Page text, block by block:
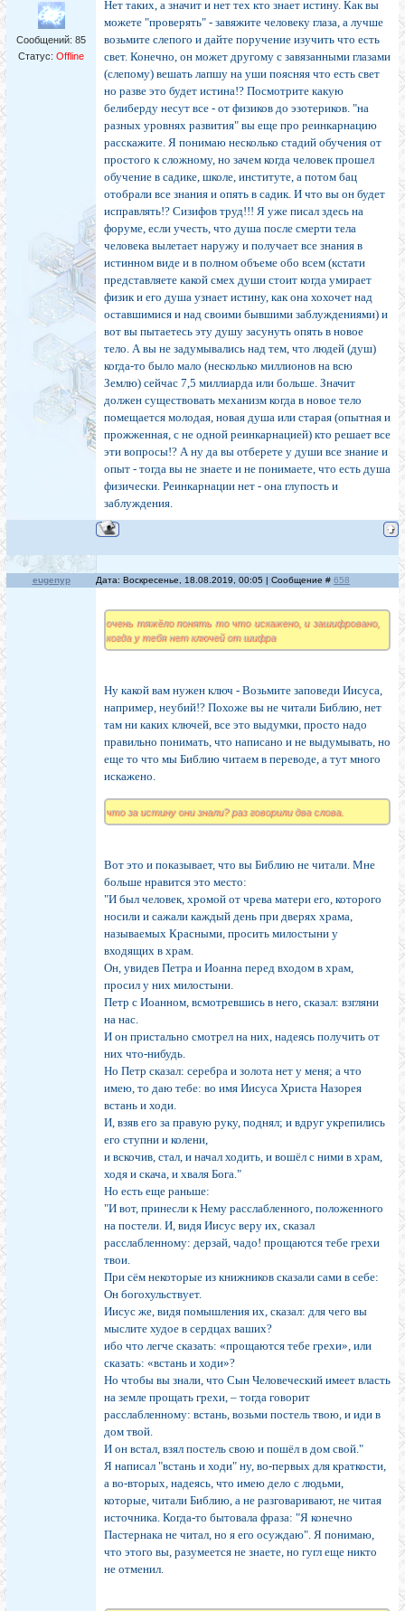
Сообщений: 85
Статус: Offline
Нет таких, а значит и нет тех кто знает истину. Как вы
можете "проверять" - завяжите человеку глаза, а лучше
возьмите слепого и дайте поручение изучить что есть
свет. Конечно, он может другому с завязанными глазами
(слепому) вешать лапшу на уши поясняя что есть свет
но разве это будет истина!? Посмотрите какую
белиберду несут все - от физиков до эзотериков. "на
разных уровнях развития" вы еще про реинкарнацию
расскажите. Я понимаю несколько стадий обучения от
простого к сложному, но зачем когда человек прошел
обучение в садике, школе, институте, а потом бац
отобрали все знания и опять в садик. И что вы он будет
исправлять!? Сизифов труд!!! Я уже писал здесь на
форуме, если учесть, что душа после смерти тела
человека вылетает наружу и получает все знания в
истинном виде и в полном объеме обо всем (кстати
представляете какой смех души стоит когда умирает
физик и его душа узнает истину, как она хохочет над
оставшимися и над своими бывшими заблуждениями) и
вот вы пытаетесь эту душу засунуть опять в новое
тело. А вы не задумывались над тем, что людей (душ)
когда-то было мало (несколько миллионов на всю
Землю) сейчас 7,5 миллиарда или больше. Значит
должен существовать механизм когда в новое тело
помещается молодая, новая душа или старая (опытная и
прожженная, с не одной реинкарнацией) кто решает все
эти вопросы!? А ну да вы отберете у души все знание и
опыт - тогда вы не знаете и не понимаете, что есть душа
физически. Реинкарнации нет - она глупость и
заблуждения.
eugenyp Дата: Воскресенье, 18.08.2019, 00:05 | Сообщение # 658
очень тяжёло понять то что искажено, и зашифровано,
когда у тебя нет ключей от шифра
Ну какой вам нужен ключ - Возьмите заповеди Иисуса,
например, неубий!? Похоже вы не читали Библию, нет
там ни каких ключей, все это выдумки, просто надо
правильно понимать, что написано и не выдумывать, но
еще то что мы Библию читаем в переводе, а тут много
искажено.
что за истину они знали? раз говорили два слова.
Вот это и показывает, что вы Библию не читали. Мне
больше нравится это место:
"И был человек, хромой от чрева матери его, которого
носили и сажали каждый день при дверях храма,
называемых Красными, просить милостыни у
входящих в храм.
Он, увидев Петра и Иоанна перед входом в храм,
просил у них милостыни.
Петр с Иоанном, всмотревшись в него, сказал: взгляни
на нас.
И он пристально смотрел на них, надеясь получить от
них что-нибудь.
Но Петр сказал: серебра и золота нет у меня; а что
имею, то даю тебе: во имя Иисуса Христа Назорея
встань и ходи.
И, взяв его за правую руку, поднял; и вдруг укрепились
его ступни и колени,
и вскочив, стал, и начал ходить, и вошёл с ними в храм,
ходя и скача, и хваля Бога."
Но есть еще раньше:
"И вот, принесли к Нему расслабленного, положенного
на постели. И, видя Иисус веру их, сказал
расслабленному: дерзай, чадо! прощаются тебе грехи
твои.
При сём некоторые из книжников сказали сами в себе:
Он богохульствует.
Иисус же, видя помышления их, сказал: для чего вы
мыслите худое в сердцах ваших?
ибо что легче сказать: «прощаются тебе грехи», или
сказать: «встань и ходи»?
Но чтобы вы знали, что Сын Человеческий имеет власть
на земле прощать грехи, – тогда говорит
расслабленному: встань, возьми постель твою, и иди в
дом твой.
И он встал, взял постель свою и пошёл в дом свой."
Я написал "встань и ходи" ну, во-первых для краткости,
а во-вторых, надеясь, что имею дело с людьми,
которые, читали Библию, а не разговаривают, не читая
источника. Когда-то бытовала фраза: "Я конечно
Пастернака не читал, но я его осуждаю". Я понимаю,
что этого вы, разумеется не знаете, но гугл еще никто
не отменил.